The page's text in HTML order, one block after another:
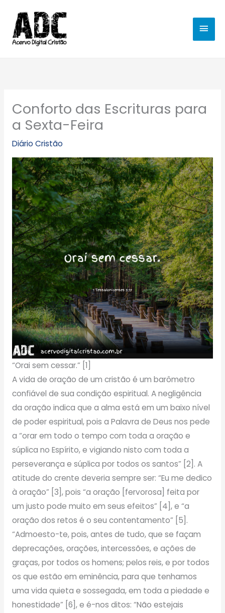
para
conteúdo
Conforto das Escrituras para
a Sexta-Feira
Diário Cristão
“Orai sem cessar.” [1]
A vida de oração de um cristão é um barômetro
confiável de sua condição espiritual. A negligência
da oração indica que a alma está em um baixo nível
de poder espiritual, pois a Palavra de Deus nos pede
a “orar em todo o tempo com toda a oração e
súplica no Espírito, e vigiando nisto com toda a
perseverança e súplica por todos os santos” [2]. A
atitude do crente deveria sempre ser: “Eu me dedico
à oração” [3], pois “a oração [fervorosa] feita por
um justo pode muito em seus efeitos” [4], e “a
oração dos retos é o seu contentamento” [5].
“Admoesto-te, pois, antes de tudo, que se façam
deprecações, orações, intercessões, e ações de
graças, por todos os homens; pelos reis, e por todos
os que estão em eminência, para que tenhamos
uma vida quieta e sossegada, em toda a piedade e
honestidade” [6], e é-nos ditos: “Não estejais